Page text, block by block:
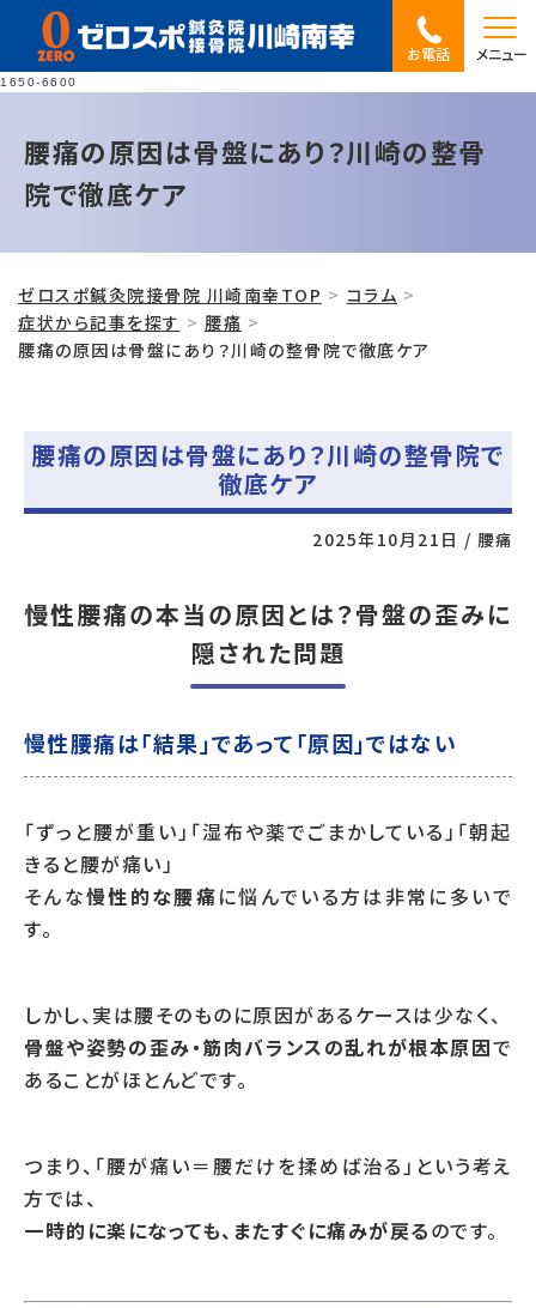
1650-6600
お電話 メニュー
腰痛の原因は骨盤にあり？川崎の整骨
院で徹底ケア
ゼロスポ鍼灸院接骨院 川崎南幸TOP
コラム
症状から記事を探す
腰痛
腰痛の原因は骨盤にあり？川崎の整骨院で徹底ケア
腰痛の原因は骨盤にあり？川崎の整骨院で
徹底ケア
2025年10月21日 / 腰痛
慢性腰痛の本当の原因とは？骨盤の歪みに
隠された問題
慢性腰痛は「結果」であって「原因」ではない
「ずっと腰が重い」「湿布や薬でごまかしている」「朝起
きると腰が痛い」
そんな慢性的な腰痛に悩んでいる方は非常に多いで
す。
しかし、実は腰そのものに原因があるケースは少なく、
骨盤や姿勢の歪み・筋肉バランスの乱れが根本原因で
あることがほとんどです。
つまり、「腰が痛い＝腰だけを揉めば治る」という考え
方では、
一時的に楽になっても、またすぐに痛みが戻るのです。